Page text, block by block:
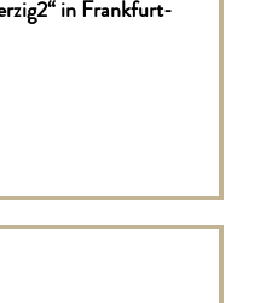
in Frankfurt-